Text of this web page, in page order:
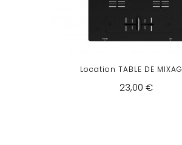
Location TABLE DE
23,00 €